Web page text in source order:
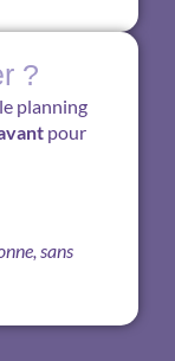
?
planning
pour
sans